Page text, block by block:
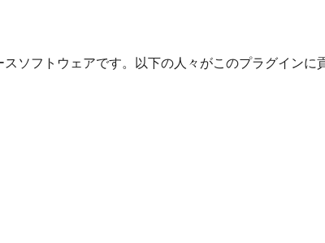
ソフトウェアです。以下の人々がこのプラグインに